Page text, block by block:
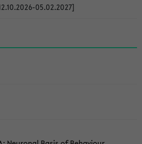
05.02.2027]